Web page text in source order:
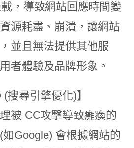
，導致網站回應時間變
源耗盡、崩潰，讓網站
並且無法提供其他服
者體驗及品牌形象。
(搜尋引擎優化)】
被 CC攻擊導致癱瘓的
Google) 會根據網站的